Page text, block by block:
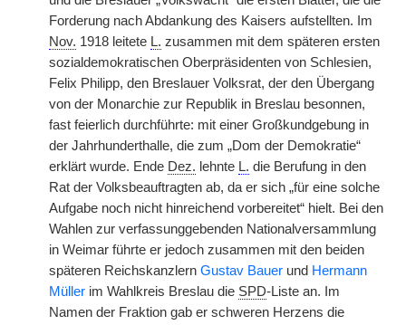
Forderung nach Abdankung des Kaisers aufstellten. Im
Nov. 1918 leitete L. zusammen mit dem späteren ersten
sozialdemokratischen Oberpräsidenten von Schlesien,
Felix Philipp, den Breslauer Volksrat, der den Übergang
von der Monarchie zur Republik in Breslau besonnen,
fast feierlich durchführte: mit einer Großkundgebung in
der Jahrhunderthalle, die zum „Dom der Demokratie“
erklärt wurde. Ende Dez. lehnte L. die Berufung in den
Rat der Volksbeauftragten ab, da er sich „für eine solche
Aufgabe noch nicht hinreichend vorbereitet“ hielt. Bei den
Wahlen zur verfassunggebenden Nationalversammlung
in Weimar führte er jedoch zusammen mit den beiden
späteren Reichskanzlern Gustav Bauer und Hermann
Müller im Wahlkreis Breslau die SPD-Liste an. Im
Namen der Fraktion gab er schweren Herzens die